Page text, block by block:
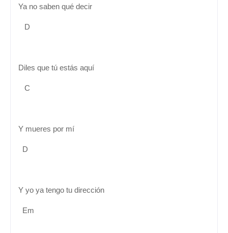
Ya no saben qué decir
D
Diles que tú estás aquí
C
Y mueres por mí
D
Y yo ya tengo tu dirección
Em